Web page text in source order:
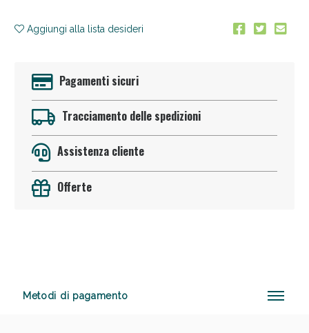
Aggiungi alla lista desideri
Pagamenti sicuri
Tracciamento delle spedizioni
Assistenza cliente
Offerte
Metodi di pagamento
Anticellulite e Fanghi: Sconto fino al 40% valido
oggi!